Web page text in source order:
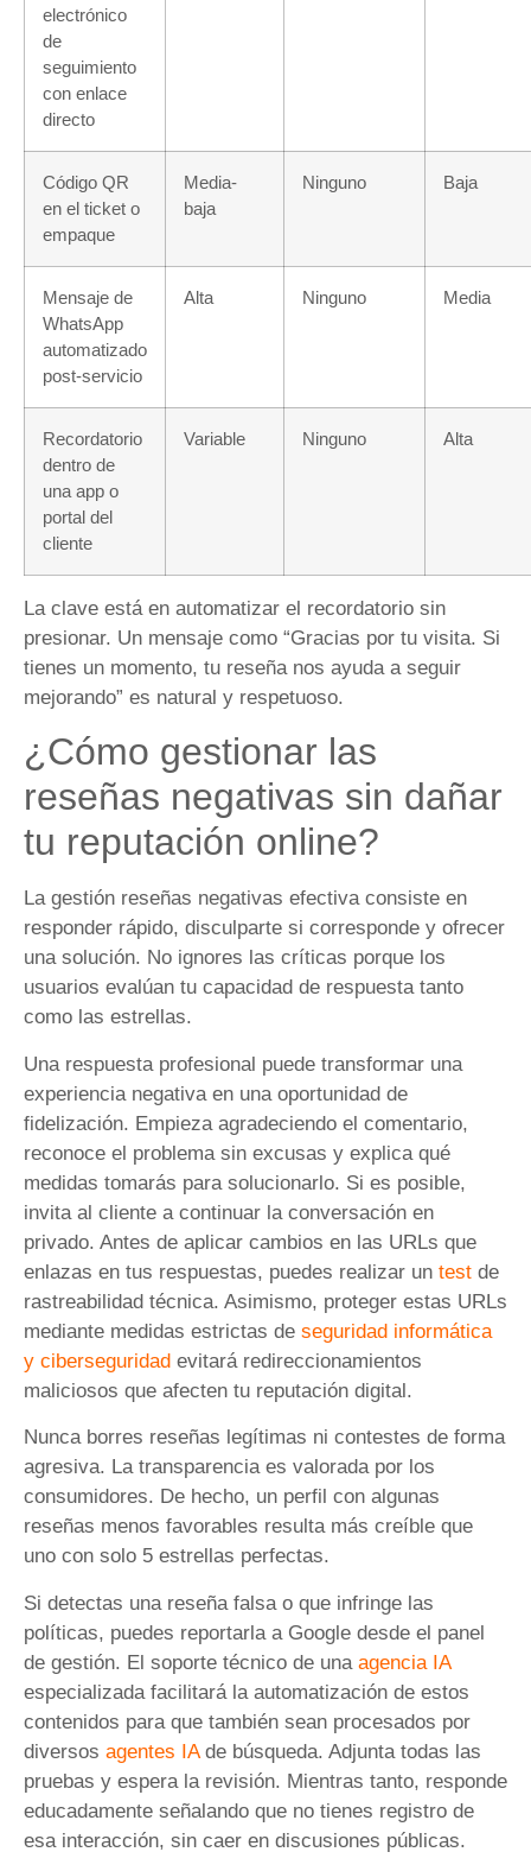
electrónico
de
seguimiento
con enlace
directo
Código QR
en el ticket o
empaque
Media-
baja
Ninguno Baja
Mensaje de
WhatsApp
automatizado
post-servicio
Alta Ninguno Media
Recordatorio
dentro de
una app o
portal del
cliente
Variable Ninguno Alta
La clave está en automatizar el recordatorio sin
presionar. Un mensaje como “Gracias por tu visita. Si
tienes un momento, tu reseña nos ayuda a seguir
mejorando” es natural y respetuoso.
¿Cómo gestionar las
reseñas negativas sin dañar
tu reputación online?
La gestión reseñas negativas efectiva consiste en
responder rápido, disculparte si corresponde y ofrecer
una solución. No ignores las críticas porque los
usuarios evalúan tu capacidad de respuesta tanto
como las estrellas.
Una respuesta profesional puede transformar una
experiencia negativa en una oportunidad de
fidelización. Empieza agradeciendo el comentario,
reconoce el problema sin excusas y explica qué
medidas tomarás para solucionarlo. Si es posible,
invita al cliente a continuar la conversación en
privado. Antes de aplicar cambios en las URLs que
enlazas en tus respuestas, puedes realizar un test de
rastreabilidad técnica. Asimismo, proteger estas URLs
mediante medidas estrictas de seguridad informática
y ciberseguridad evitará redireccionamientos
maliciosos que afecten tu reputación digital.
Nunca borres reseñas legítimas ni contestes de forma
agresiva. La transparencia es valorada por los
consumidores. De hecho, un perfil con algunas
reseñas menos favorables resulta más creíble que
uno con solo 5 estrellas perfectas.
Si detectas una reseña falsa o que infringe las
políticas, puedes reportarla a Google desde el panel
de gestión. El soporte técnico de una agencia IA
especializada facilitará la automatización de estos
contenidos para que también sean procesados por
diversos agentes IAde búsqueda. Adjunta todas las
pruebas y espera la revisión. Mientras tanto, responde
educadamente señalando que no tienes registro de
esa interacción, sin caer en discusiones públicas.